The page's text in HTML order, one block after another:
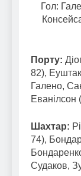
Гол:
Порту:
82),
Галено,
Еванілсон
Шахтар:
74),
Судаков,